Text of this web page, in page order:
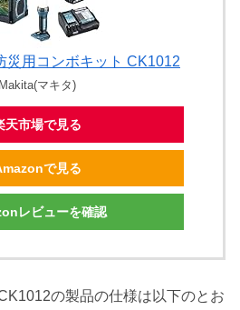
災用コンボキット CK1012
Makita(マキタ)
天市場で見る
で見る
レビューを確認
の製品の仕様は以下のとお